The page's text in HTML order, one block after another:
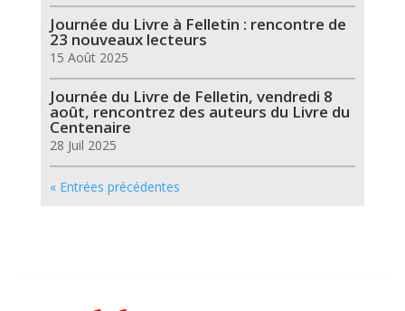
Journée du Livre à Felletin : rencontre de
23 nouveaux lecteurs
15 Août 2025
Journée du Livre de Felletin, vendredi 8
août, rencontrez des auteurs du Livre du
Centenaire
28 Juil 2025
« Entrées précédentes